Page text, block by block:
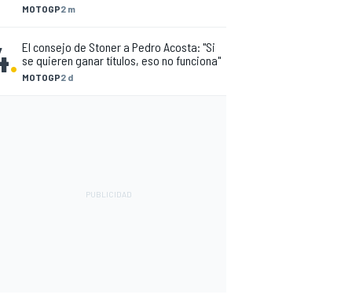
MOTOGP2 m
. MOTOGP2 d
El consejo de Stoner a Pedro Acosta: "Si
se quieren ganar títulos, eso no funciona"